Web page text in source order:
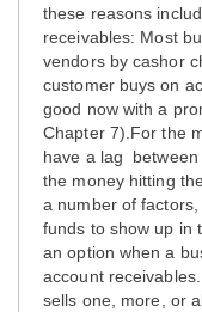
these reasons
receivables: Most
vendors by cashor
customer buys on
good now with a
Chapter 7).For the
have a lag
the money hitting
a number of
funds to show up in
an option when a
account
sells one, more, or